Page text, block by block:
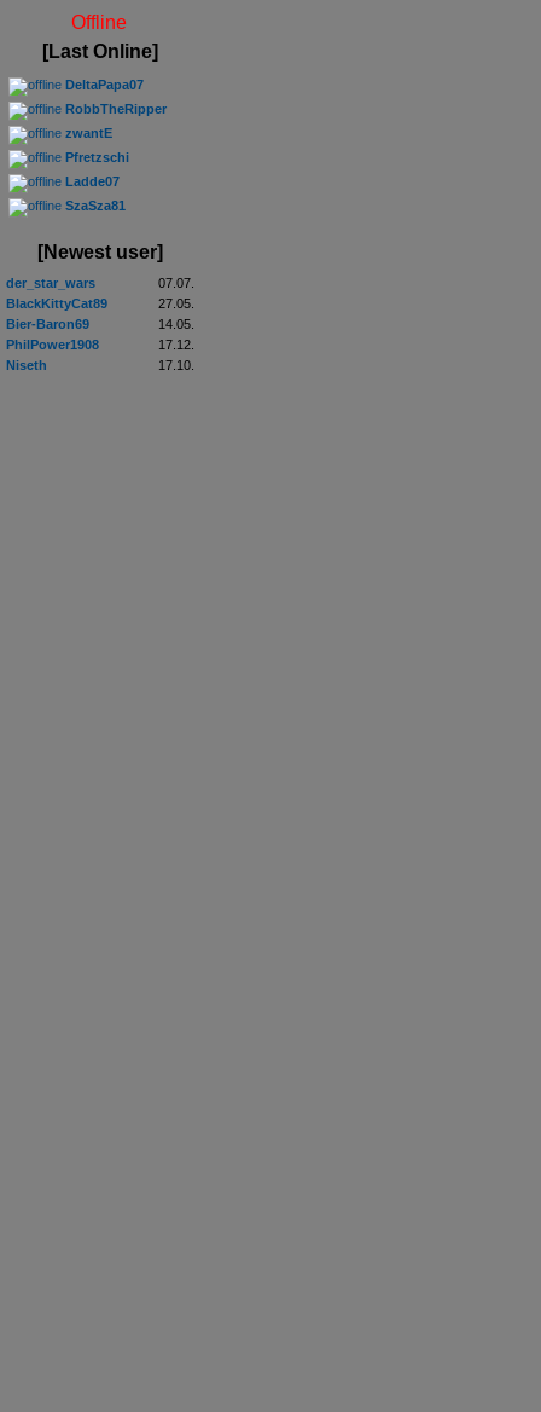
Offline
[Last Online]
DeltaPapa07
RobbTheRipper
zwantE
Pfretzschi
Ladde07
SzaSza81
[Newest user]
der_star_wars
07.07.
BlackKittyCat89
27.05.
Bier-Baron69
14.05.
PhilPower1908
17.12.
Niseth
17.10.